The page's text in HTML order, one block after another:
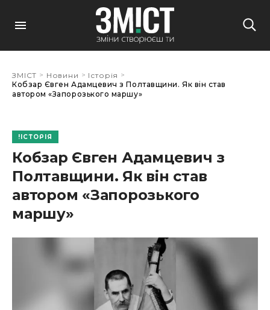
ЗМІСТ > Новини > Історія >
Кобзар Євген Адамцевич з Полтавщини. Як він став
автором «Запорозького маршу»
ІСТОРІЯ
Кобзар Євген Адамцевич з
Полтавщини. Як він став
автором «Запорозького
маршу»